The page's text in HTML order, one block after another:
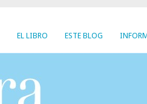
EL LIBRO ESTE BLOG